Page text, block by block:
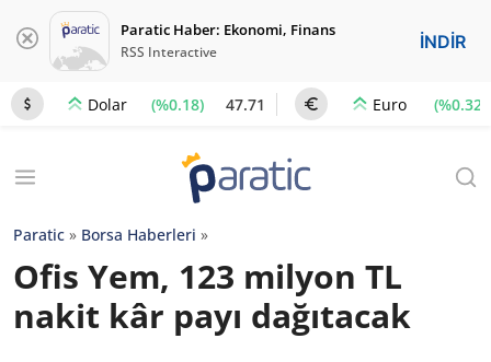
Paratic Haber: Ekonomi, Finans
RSS Interactive İNDİR
Dolar (%0.18) 47.71 Euro (%0.32)
Paratic » Borsa Haberleri »
Ofis Yem, 123 milyon TL
nakit kâr payı dağıtacak